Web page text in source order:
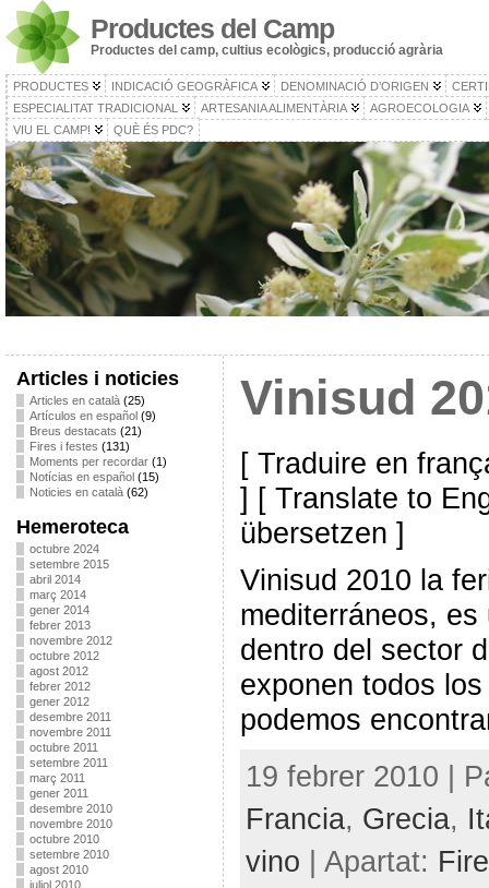
Productes del Camp
Productes del camp, cultius ecològics, producció agrària
PRODUCTES INDICACIÓ GEOGRÀFICA DENOMINACIÓ D’ORIGEN
ESPECIALITAT TRADICIONAL
ARTESANIA ALIMENTÀRIA
AGROECOLOGIA
VIU EL CAMP!
QUÈ ÉS PDC?
Articles i noticies
Articles en català(25)
Artículos en español(9)
Breus destacats (21)
Fires i festes (131)
Moments per recordar(1)
Notícias en español(15)
Noticies en català(62)
Hemeroteca
octubre 2024
setembre 2015
abril 2014
març 2014
gener 2014
febrer 2013
novembre 2012
octubre 2012
agost 2012
febrer 2012
gener 2012
desembre 2011
novembre 2011
octubre 2011
setembre 2011
març 2011
gener 2011
desembre 2010
novembre 2010
octubre 2010
setembre 2010
agost 2010
juliol 2010
Vinisud
[ Traduire en
] [ Translate to
übersetzen ]
Vinisud 2010 la
mediterráneos,
dentro del sector
exponen todos
podemos
19 febrer 2010 |
Francia, Grecia,
vino | Apartat: